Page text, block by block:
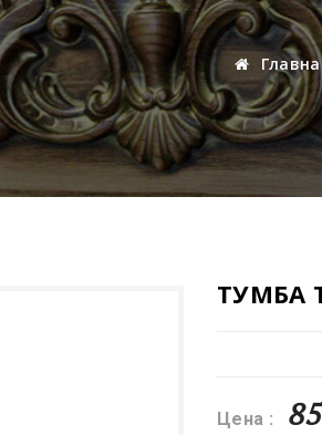
ТУМБА
Цена :